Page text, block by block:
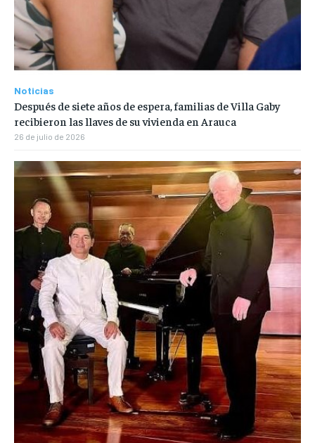
Noticias
Después de siete años de espera, familias de Villa Gaby
recibieron las llaves de su vivienda en Arauca
26 de julio de 2026